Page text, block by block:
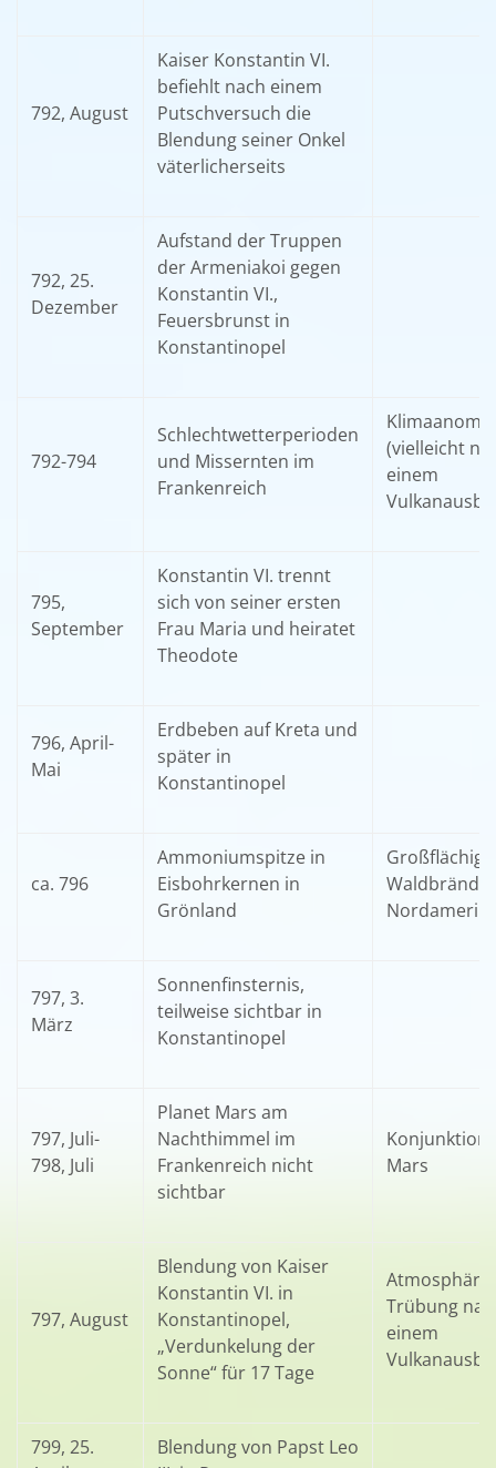
792, August
Kaiser Konstantin VI.
befiehlt nach einem
Putschversuch die
Blendung seiner Onkel
väterlicherseits
792, 25.
Dezember
Aufstand der Truppen
der Armeniakoi gegen
Konstantin VI.,
Feuersbrunst in
Konstantinopel
792-794
Schlechtwetterperioden
und Missernten im
Frankenreich
(vielleicht
einem
795,
September
Konstantin VI. trennt
sich von seiner ersten
Frau Maria und heiratet
Theodote
796, April-
Mai
Erdbeben auf Kreta und
später in
Konstantinopel
ca. 796
Ammoniumspitze in
Eisbohrkernen in
Grönland
Großflächige
Waldbrände
797, 3.
März
Sonnenfinsternis,
teilweise sichtbar in
Konstantinopel
797, Juli-
798, Juli
Planet Mars am
Nachthimmel im
Frankenreich nicht
sichtbar
Konjunktion
Mars
797, August
Blendung von Kaiser
Konstantin VI. in
Konstantinopel,
„Verdunkelung der
Sonne“ für 17 Tage
Trübung
einem
799, 25.
Blendung von Papst Leo